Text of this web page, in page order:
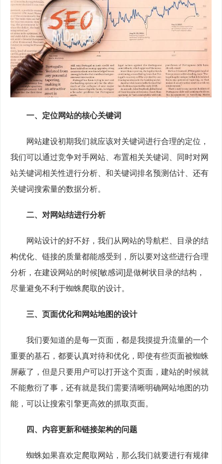
一、定位网站的核心关键词
网站建设初期我们就应该对关键词进行合理的定位，
我们可以通过竞争对手网站、布置相关关键词、同时对网
站关键词相关性进行分析、和关键词排名预测估计、还有
关键词搜索量的数据分析。
二、对网站结进行分析
网站设计的好不好，我们从网站的导航栏、目录的结
构优化、链接的质量都能感受到，所以要对这些进行合理
分析，在建设网站的时候[敏感词]是做树状目录的结构，
尽量避免不利于蜘蛛爬取的设计。
三、页面优化和网站地图的设计
我们要知道的是每一页面，都是我摸提升流量的一个
重要的基石，都要认真对待和优化，即使有些页面被蜘蛛
屏蔽了，但是只要用户可以打开这个页面，建站的时候就
不能敷衍了事，还有就是我们需要清晰明确网站地图的功
能，可以让搜索引擎更高效的抓取页面。
四、内容更新和链接架构的问题
蜘蛛如果喜欢定爬取网站，那么我们就要进行有规律